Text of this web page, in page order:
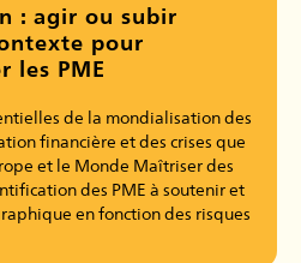
: agir ou subir
pour
les PME
de la mondialisation des
financière et des crises que
et le Monde Maîtriser des
des PME à soutenir et
en fonction des risques